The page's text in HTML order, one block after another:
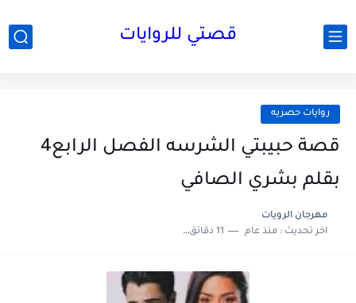
قصتي للروايات
روايات حصريه
قصة حبيبتي الشرسه الفصل الرابع4
بقلم بشري الصافي
مهرجان الرويات
اخر تحديث :منذ عام 11 دقائق للقراءة